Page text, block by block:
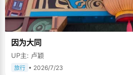
因为大同
UP主: 卢颖
旅行 • 2026/7/23